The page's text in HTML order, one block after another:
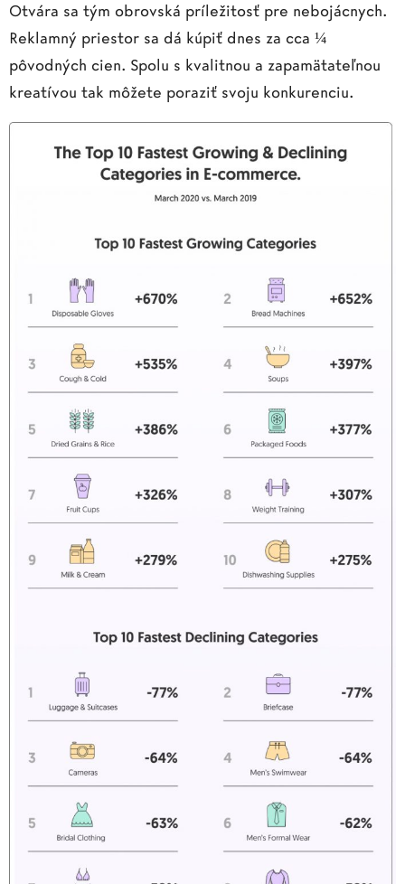
Otvára sa tým obrovská príležitosť pre nebojácnych.
Reklamný priestor sa dá kúpiť dnes za cca ¼
pôvodných cien. Spolu s kvalitnou a zapamätateľnou
kreatívou tak môžete poraziť svoju konkurenciu.